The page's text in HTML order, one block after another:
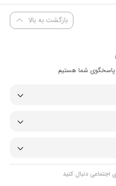
بازگشت به بالا
اجتماعی دنبال کنید